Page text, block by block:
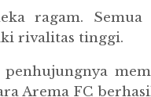
ragam.
rivalitas tinggi.
Arema FC